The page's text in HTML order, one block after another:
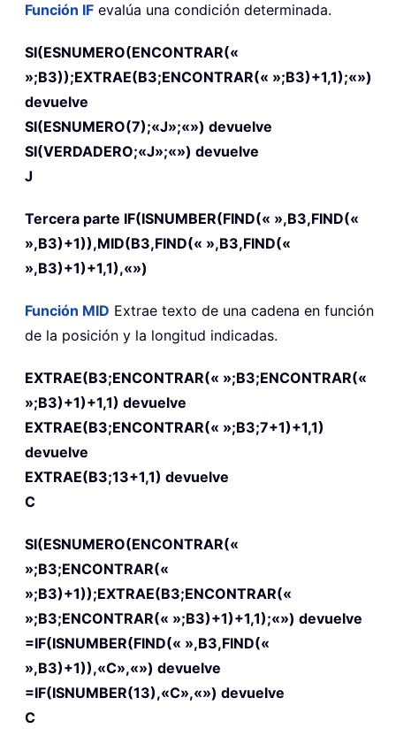
Función IF evalúa una condición determinada.
SI(ESNUMERO(ENCONTRAR(«
»;B3));EXTRAE(B3;ENCONTRAR(« »;B3)+1,1);«»)
devuelve
SI(ESNUMERO(7);«J»;«») devuelve
SI(VERDADERO;«J»;«») devuelve
J
Tercera parte IF(ISNUMBER(FIND(« »,B3,FIND(«
»,B3)+1)),MID(B3,FIND(« »,B3,FIND(«
»,B3)+1)+1,1),«»)
Función MID Extrae texto de una cadena en función
de la posición y la longitud indicadas.
EXTRAE(B3;ENCONTRAR(« »;B3;ENCONTRAR(«
»;B3)+1)+1,1) devuelve
EXTRAE(B3;ENCONTRAR(« »;B3;7+1)+1,1)
devuelve
EXTRAE(B3;13+1,1) devuelve
C
SI(ESNUMERO(ENCONTRAR(«
»;B3;ENCONTRAR(«
»;B3)+1));EXTRAE(B3;ENCONTRAR(«
»;B3;ENCONTRAR(« »;B3)+1)+1,1);«») devuelve
=IF(ISNUMBER(FIND(« »,B3,FIND(«
»,B3)+1)),«C»,«») devuelve
=IF(ISNUMBER(13),«C»,«») devuelve
C